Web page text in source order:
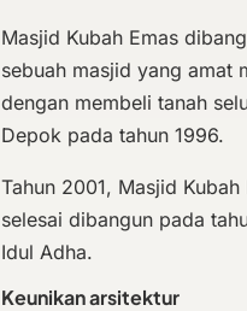
Masjid Kubah Emas
sebuah masjid yang amat
dengan membeli tanah
Depok pada tahun 1996.
Tahun 2001, Masjid
selesai dibangun pada
Idul Adha.
Keunikan arsitektur